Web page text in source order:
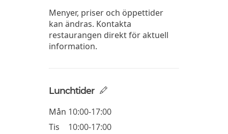
Menyer, priser och öppettider
kan ändras. Kontakta
restaurangen direkt för aktuell
information.
Lunchtider
Mån 10:00-17:00
Tis
10:00-17:00